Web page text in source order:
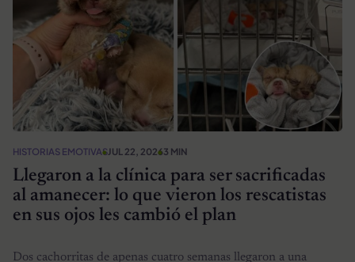
HISTORIAS EMOTIVASJUL 22, 20263 MIN
Llegaron a la clínica para ser sacrificadas
al amanecer: lo que vieron los rescatistas
en sus ojos les cambió el plan
Dos cachorritas de apenas cuatro semanas llegaron a una